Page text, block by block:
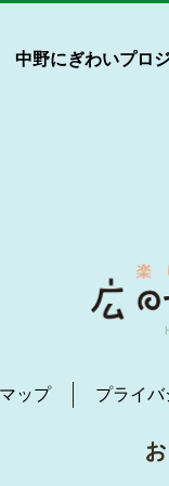
中野にぎわいプロ
ップ プライ